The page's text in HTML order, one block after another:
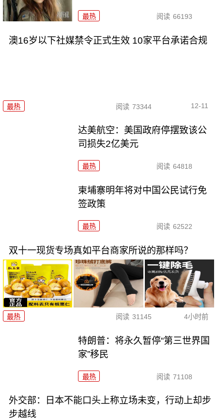
最热 阅读 66193
澳16岁以下社媒禁令正式生效 10家平台承诺合规
最热 阅读 73344 12-11
达美航空：美国政府停摆致该公
司损失2亿美元
最热 阅读 64818
柬埔寨明年将对中国公民试行免
签政策
最热 阅读 62522
双十一现货专场真如平台商家所说的那样吗？
最热 阅读 31145 4小时前
特朗普：将永久暂停“第三世界国
家”移民
最热 阅读 71108
外交部：日本不能口头上称立场未变，行动上却步
步越线